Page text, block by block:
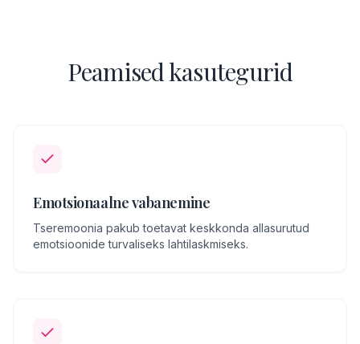
Peamised kasutegurid
Emotsionaalne vabanemine
Tseremoonia pakub toetavat keskkonda allasurutud
emotsioonide turvaliseks lahtilaskmiseks.